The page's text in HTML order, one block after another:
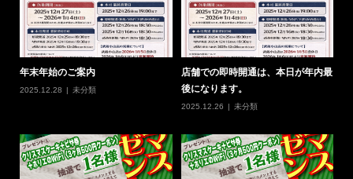
年末年始のご案内
2025.12.28 未分類
店舗での即時開通は、本日が年内最
後になります。
2025.12.26 未分類